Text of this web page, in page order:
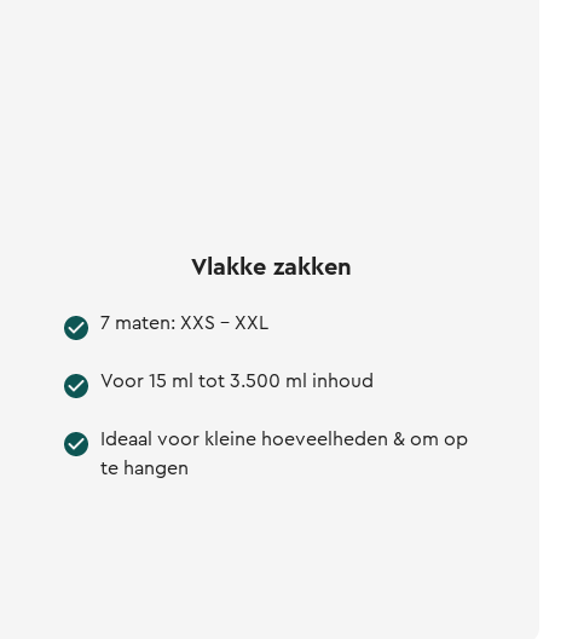
Vlakke zakken
7 maten: XXS - XXL
Voor 15 ml tot 3.500 ml inhoud
Ideaal voor kleine hoeveelheden & om op
te hangen